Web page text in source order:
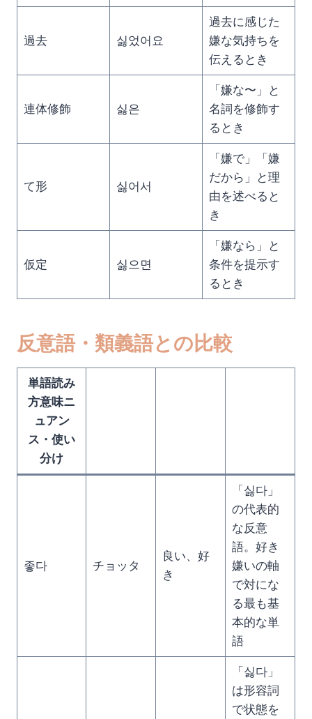
過去 싫었어요
過去に感じた
嫌な気持ちを
伝えるとき
連体修飾 싫은
「嫌な〜」と
名詞を修飾す
るとき
て形 싫어서
「嫌で」「嫌
だから」と理
由を述べると
き
仮定 싫으면
「嫌なら」と
条件を提示す
るとき
反意語・類義語との比較
単語読み
方意味ニ
ュアン
ス・使い
分け
좋다 チョッタ
良い、好
き
「싫다」
の代表的
な反意
語。好き
嫌いの軸
で対にな
る最も基
本的な単
語
「싫다」
は形容詞
で状態を